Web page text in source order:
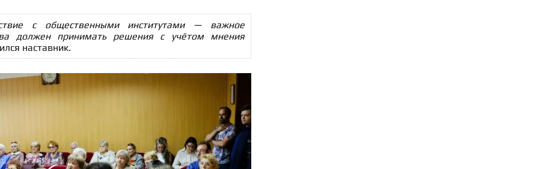
с общественными институтами — важное
должен принимать решения с учётом мнения
наставник.